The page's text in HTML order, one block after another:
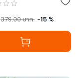
379.00บาท -15 %